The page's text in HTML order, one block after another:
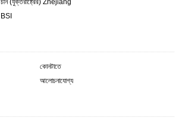
চীন (যুক্তরাষ্ট্রের) Zhejiang
BSI
কোনটাতে
আলোচনাযোগ্য